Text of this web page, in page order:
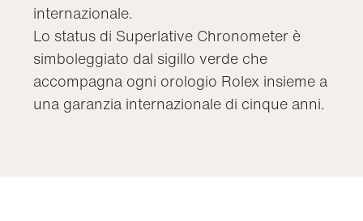
internazionale.
Lo status di Superlative Chronometer è
simboleggiato dal sigillo verde che
accompagna ogni orologio Rolex insieme a
una garanzia internazionale di cinque anni.